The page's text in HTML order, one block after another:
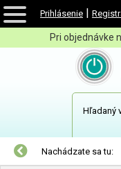
Prihlásenie |
Pri objednávke
Nachádzate sa tu: